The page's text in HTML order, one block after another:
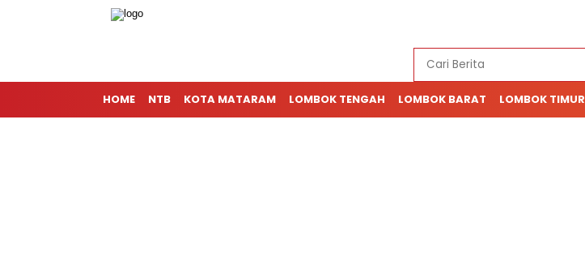
HOME NTB KOTA MATARAM LOMBOK TENGAH LOMBOK BARAT LOMBOK TIMUR